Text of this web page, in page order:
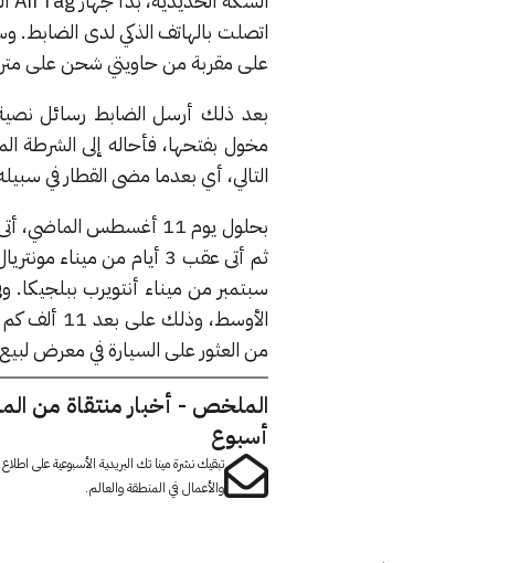
اتصلت بالهاتف الذكي لدى
على مقربة من حاويتي شحن على
بعد ذلك أرسل الضابط رسائل نصية
مخول بفتحها، فأحاله إلى الشرطة
التالي، أي بعدما مضى القطار في
الأوسط،
من العثور على السيارة في معرض
الملخص - أخبار منتقاة من
أسبوع
تبقيك نشرة مينا تك البريدية الأسبوعية على
والأعمال في المنطقة والعالم.